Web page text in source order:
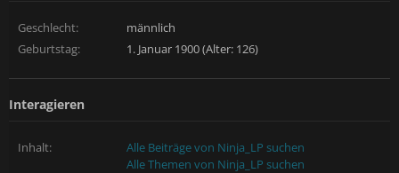
Geschlecht:
männlich
Geburtstag:
1. Januar 1900 (Alter: 126)
Interagieren
Inhalt:
Alle Beiträge von Ninja_LP suchen
Alle Themen von Ninja_LP suchen